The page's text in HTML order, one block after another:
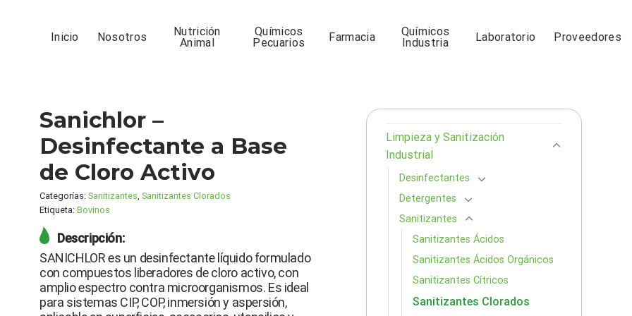
Inicio Nosotros
Nutrición
Animal
Químicos
Pecuarios
Farmacia
Químicos
Industria
Laboratorio Proveedores
Sanichlor –
Desinfectante a Base
de Cloro Activo
Categorías: Sanitizantes, Sanitizantes Clorados
Etiqueta: Bovinos
Descripción:
SANICHLOR es un desinfectante líquido formulado
con compuestos liberadores de cloro activo, con
amplio espectro contra microorganismos. Es ideal
para sistemas CIP, COP, inmersión y aspersión,
Limpieza y Sanitización
Industrial
Desinfectantes
Detergentes
Sanitizantes
Sanitizantes Ácidos
Sanitizantes Ácidos Orgánicos
Sanitizantes Cítricos
Sanitizantes Clorados